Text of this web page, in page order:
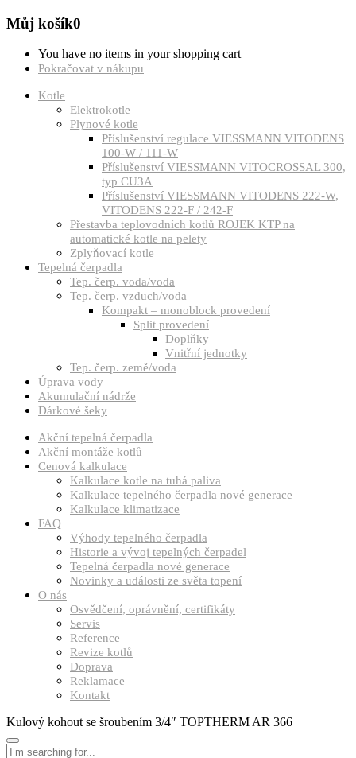
Můj košík0
You have no items in your shopping cart
Pokračovat v nákupu
Kotle
Elektrokotle
Plynové kotle
Příslušenství regulace VIESSMANN VITODENS
100-W / 111-W
Příslušenství VIESSMANN VITOCROSSAL 300,
typ CU3A
Příslušenství VIESSMANN VITODENS 222-W,
VITODENS 222-F / 242-F
Přestavba teplovodních kotlů ROJEK KTP na
automatické kotle na pelety
Zplyňovací kotle
Tepelná čerpadla
Tep. čerp. voda/voda
Tep. čerp. vzduch/voda
Kompakt – monoblock provedení
Split provedení
Doplňky
Vnitřní jednotky
Tep. čerp. země/voda
Úprava vody
Akumulační nádrže
Dárkové šeky
Akční tepelná čerpadla
Akční montáže kotlů
Cenová kalkulace
Kalkulace kotle na tuhá paliva
Kalkulace tepelného čerpadla nové generace
Kalkulace klimatizace
FAQ
Výhody tepelného čerpadla
Historie a vývoj tepelných čerpadel
Tepelná čerpadla nové generace
Novinky a události ze světa topení
O nás
Osvědčení, oprávnění, certifikáty
Servis
Reference
Revize kotlů
Doprava
Reklamace
Kontakt
Kulový kohout se šroubením 3/4″ TOPTHERM AR 366